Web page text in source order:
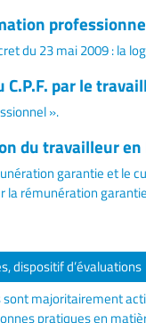
du 23 mai 2009 : la
par le
».
du travailleur en
garantie et le
la rémunération
dispositif d’évaluations
majoritairement
pratiques en